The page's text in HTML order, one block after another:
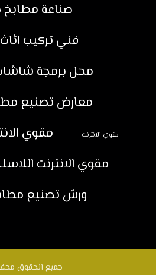
صناعة
فني تركيب
محل برمجة
معارض تصنيع
مقوي الانترنت
مقوي
مقوي الانترنت
ورش تصنيع
جميع الحقوق